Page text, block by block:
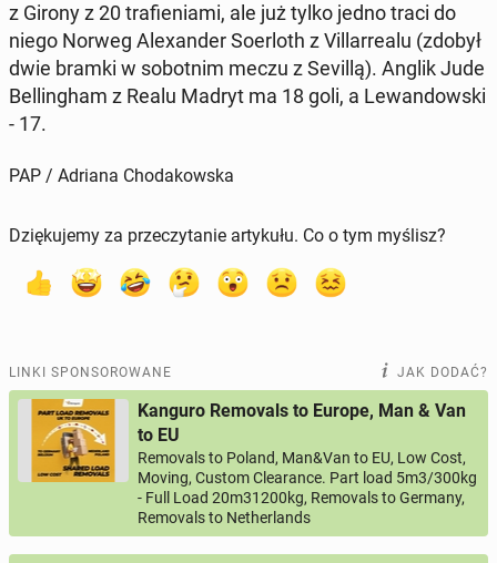
z Girony z 20 tra­fie­nia­mi, ale już tylko jedno traci do
niego Norweg Ale­xan­der So­er­loth z Vil­lar­re­alu (zdobył
dwie bramki w so­bot­nim meczu z Sevillą). Anglik Jude
Bel­lin­gham z Realu Madryt ma 18 goli, a Le­wan­dow­ski
- 17.
PAP / Adriana Chodakowska
Dziękujemy za przeczytanie artykułu. Co o tym myślisz?
LINKI SPONSOROWANE JAK DODAĆ?
Kanguro Removals to Europe, Man & Van
to EU
Removals to Poland, Man&Van to EU, Low Cost,
Moving, Custom Clearance. Part load 5m3/300kg
- Full Load 20m31200kg, Removals to Germany,
Removals to Netherlands